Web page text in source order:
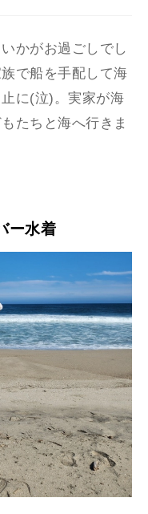
かがお過ごしでし
で船を手配して海
に(泣)。実家が海
たちと海へ行きま
ー水着